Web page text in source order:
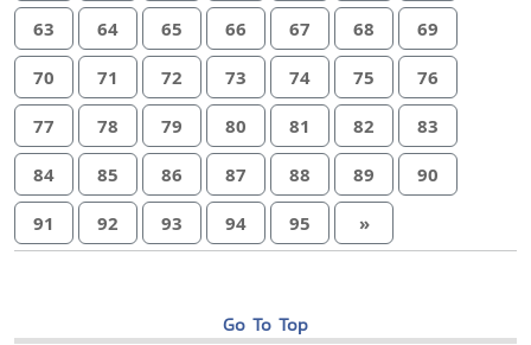
63 64 65 66 67 68 69
70 71 72 73 74 75 76
77 78 79 80 81 82 83
84 85 86 87 88 89 90
91 92 93 94 95 »
Go To Top